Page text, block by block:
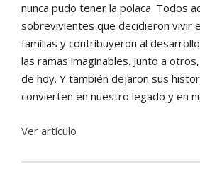
nunca pudo tener la polaca. Todos
sobrevivientes que decidieron vivir
familias y contribuyeron al
las ramas imaginables. Junto a
de hoy. Y también dejaron sus
convierten en nuestro legado y en
Ver artículo